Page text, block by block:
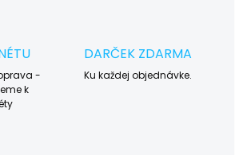
-
k
DARČEK ZDARMA
Ku každej objednávke.